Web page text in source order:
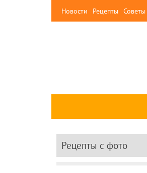
Новости Рецепты Советы
Рецепты c фото